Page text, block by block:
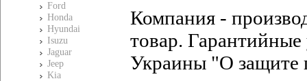
Ford
Honda
Hyundai
Isuzu
Jaguar
Jeep
Kia
Компания -
товар. Гарантийные
Украины "О защите